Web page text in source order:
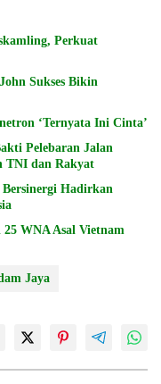
Perkuat
Sukses Bikin
‘Ternyata Ini Cinta’
Pelebaran Jalan
TNI dan Rakyat
Hadirkan
WNA Asal Vietnam
Jaya